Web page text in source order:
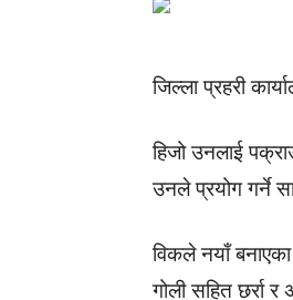
जिल्ला प्रहरी
हिजो उनलाई
उनले प्रयोग गर्ने
विकले नयाँ
गोली सहित छर्रा